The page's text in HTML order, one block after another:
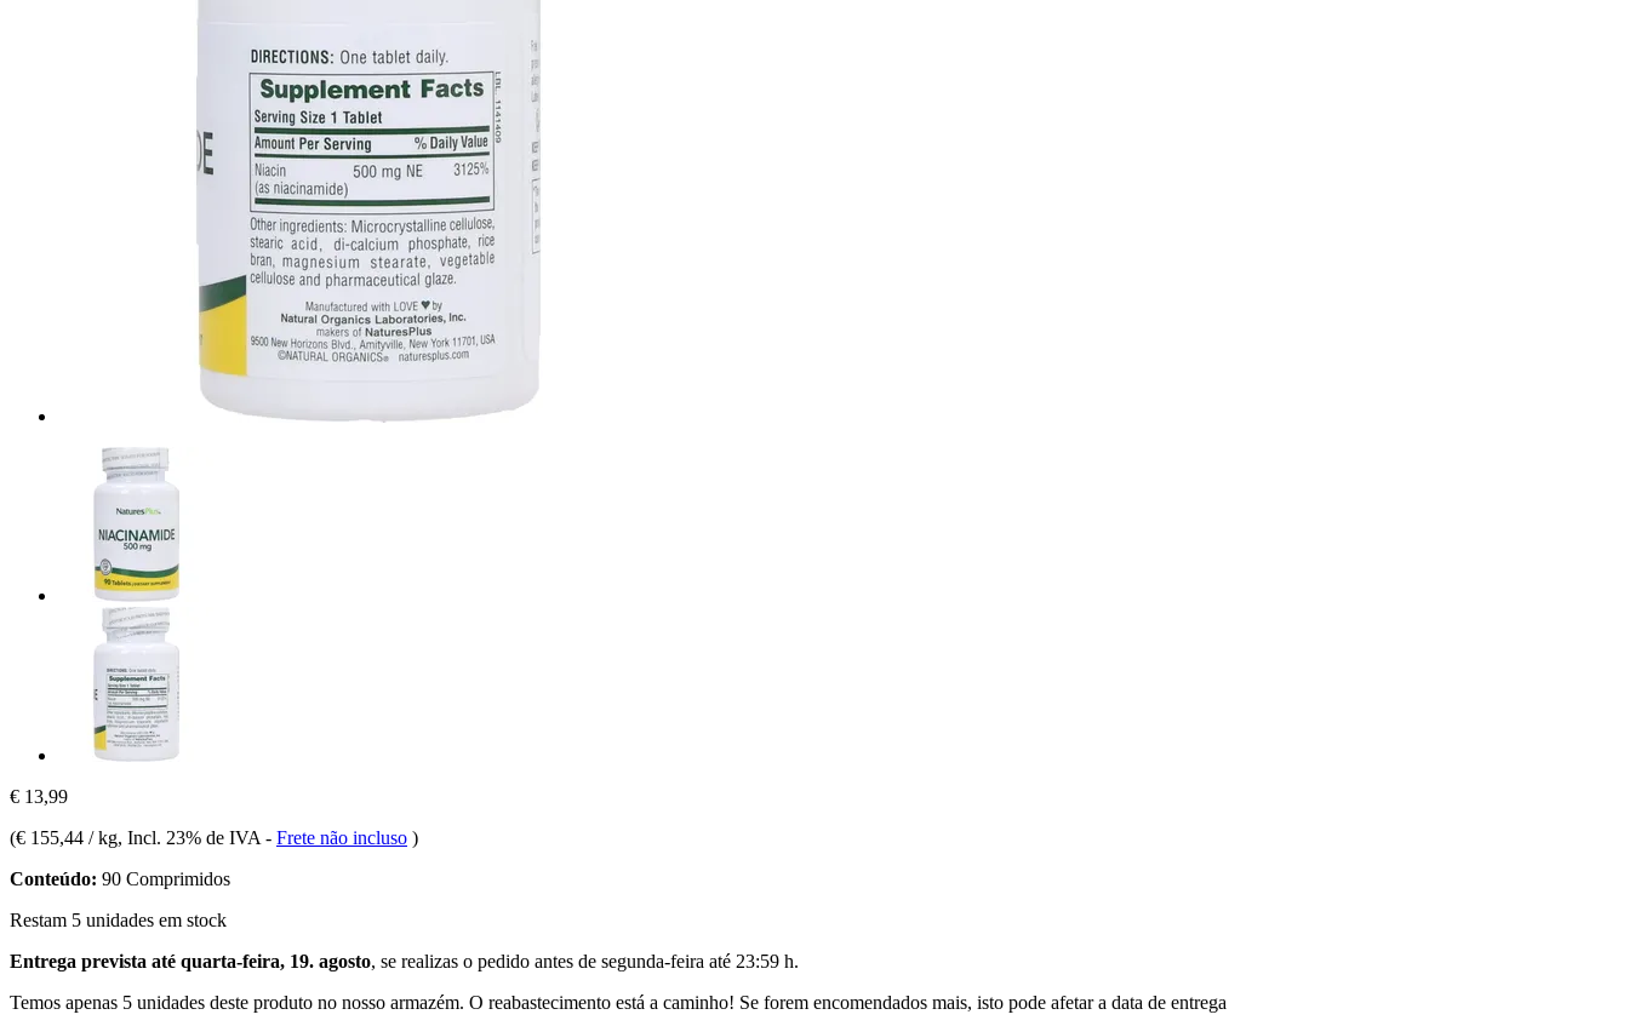
€ 13,99
(€ 155,44 / kg, Incl. 23% de IVA - Frete não incluso )
Conteúdo: 90 Comprimidos
Restam 5 unidades em stock
Entrega prevista até quarta-feira, 19. agosto, se realizas o pedido antes de segunda-feira até 23:59 h.
Temos apenas 5 unidades deste produto no nosso armazém. O reabastecimento está a caminho! Se forem encomendados mais, isto pode afetar a data de entrega